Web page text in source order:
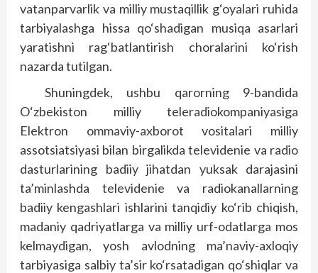
vatanparvarlik va milliy mustaqillik g‘oyalari ruhida
tarbiyalashga hissa qo‘shadigan musiqa asarlari
yaratishni rag‘batlantirish choralarini ko‘rish
nazarda tutilgan.
Shuningdek, ushbu qarorning 9-bandida
O‘zbekiston milliy teleradiokompaniyasiga
Elektron ommaviy-axborot vositalari milliy
assotsiatsiyasi bilan birgalikda televidenie va radio
dasturlarining badiiy jihatdan yuksak darajasini
ta’minlashda televidenie va radiokanallarning
badiiy kengashlari ishlarini tanqidiy ko‘rib chiqish,
madaniy qadriyatlarga va milliy urf-odatlarga mos
kelmaydigan, yosh avlodning ma’naviy-axloqiy
tarbiyasiga salbiy ta’sir ko‘rsatadigan qo‘shiqlar va